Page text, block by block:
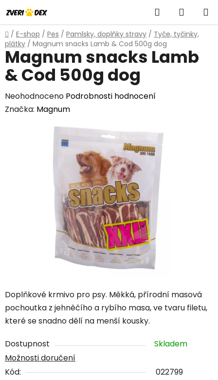
na
obsah
Hledat
KOŠÍK
Domů
/ E-shop / Pes / Pamlsky, doplňky stravy / Tyče, tyčinky,
plátky / Magnum snacks Lamb & Cod 500g dog
Doplňkové krmivo pro psy. Měkká, přírodní masová
pochoutka z jehněčího a rybího masa, ve tvaru filetu,
které se snadno dělí na menší kousky.
Dostupnost
Skladem
Možnosti doručení
Kód:
022799
Magnum snacks Lamb
& Cod 500g dog
Průměrné
hodnocení
Neohodnoceno Podrobnosti hodnocení
Značka: Magnum